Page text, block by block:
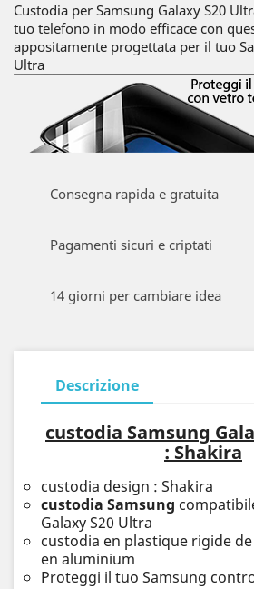
Custodia per Samsung Galaxy S20
tuo telefono in modo efficace con
appositamente progettata per il tuo
Ultra
Consegna rapida e gratuita
Pagamenti sicuri e criptati
14 giorni per cambiare idea
Descrizione
custodia Samsung
: Shakira
custodia design : Shakira
custodia Samsung
Galaxy S20 Ultra
custodia en plastique rigide
en aluminium
Proteggi il tuo Samsung